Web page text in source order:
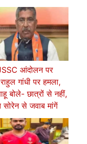
आंदोलन पर
गांधी पर हमला,
बोले- छात्रों से नहीं,
से जवाब मांगें